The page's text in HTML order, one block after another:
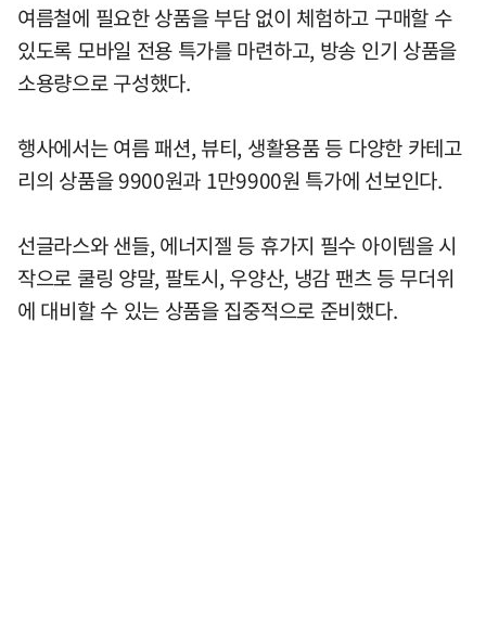
여름철에 필요한 상품을 부담 없이 체험하고 구매할 수
있도록 모바일 전용 특가를 마련하고, 방송 인기 상품을
소용량으로 구성했다.
행사에서는 여름 패션, 뷰티, 생활용품 등 다양한 카테고
리의 상품을 9900원과 1만9900원 특가에 선보인다.
선글라스와 샌들, 에너지젤 등 휴가지 필수 아이템을 시
작으로 쿨링 양말, 팔토시, 우양산, 냉감 팬츠 등 무더위
에 대비할 수 있는 상품을 집중적으로 준비했다.